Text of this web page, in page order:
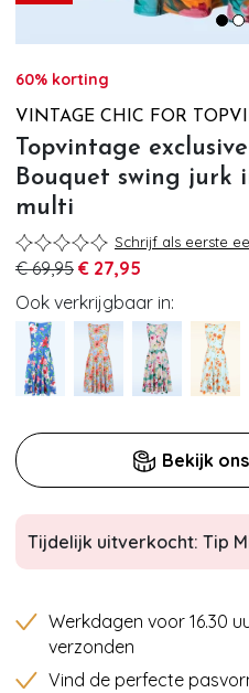
60% korting
VINTAGE CHIC FOR
Topvintage
Bouquet swing jurk
multi
Schrijf als eerste
€ 69,95 € 27,95
Ook verkrijgbaar in:
Bekijk
Tijdelijk uitverkocht: Tip
Werkdagen voor 16.30
verzonden
Vind de perfecte